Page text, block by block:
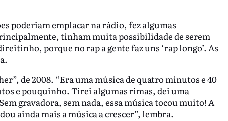
poderiam emplacar na rádio, fez algumas
tinham muita possibilidade de serem
porque no rap a gente faz uns ‘rap longo’. As
de 2008. “Era uma música de quatro minutos e 40
e pouquinho. Tirei algumas rimas, dei uma
Sem gravadora, sem nada, essa música tocou muito! A
ainda mais a música a crescer”, lembra.